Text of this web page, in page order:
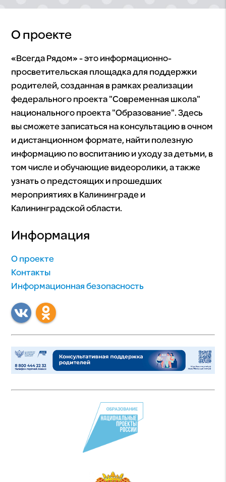
О проекте
«Всегда Рядом» - это информационно-
просветительская площадка для поддержки
родителей, созданная в рамках реализации
федерального проекта "Современная школа"
национального проекта "Образование". Здесь
вы сможете записаться на консультацию в очном
и дистанционном формате, найти полезную
информацию по воспитанию и уходу за детьми, в
том числе и обучающие видеоролики, а также
узнать о предстоящих и прошедших
мероприятиях в Калининграде и
Калининградской области.
Информация
О проекте
Контакты
Информационная безопасность